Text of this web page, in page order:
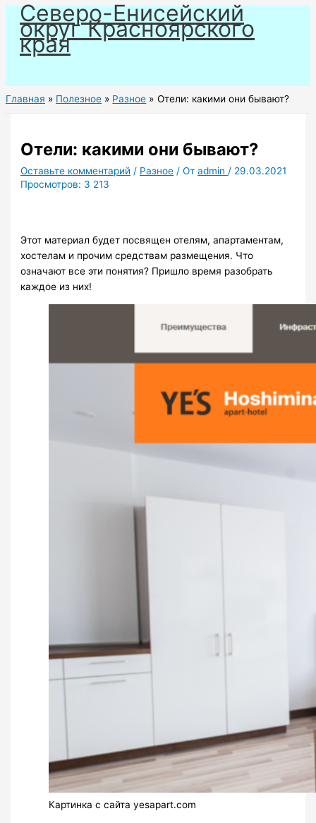
Перейти
содержимому
Северо-Енисейский
округ Красноярского
края
Главная Полезное Разное Отели: какими они бывают?
Отели: какими они бывают?
Оставьте комментарий / Разное / Отadmin / 29.03.2021
Просмотров: 3 213
Этот материал будет посвящен отелям, апартаментам,
хостелам и прочим средствам размещения. Что
означают все эти понятия? Пришло время разобрать
каждое из них!
Картинка с сайта yesapart.com